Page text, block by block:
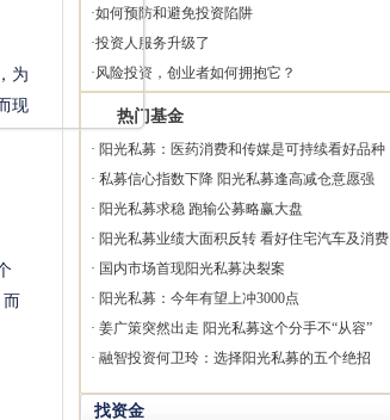
为
现
·如何预防和避免投资陷阱
·投资人服务升级了
·风险投资，创业者如何拥抱它？
热门基金
· 阳光私募：医药消费和传媒是可持续看好品种
· 私募信心指数下降 阳光私募逢高减仓意愿强
· 阳光私募求稳 跑输公募略赢大盘
· 阳光私募业绩大面积反转 看好住宅汽车及消费
· 国内市场首现阳光私募决裂案
· 阳光私募：今年有望上冲3000点
· 姜广策突然出走 阳光私募这个分手不“从容”
· 融智投资何卫玲：选择阳光私募的五个绝招
找资金